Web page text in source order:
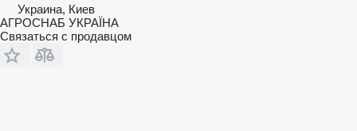
Украина, Киев
АГРОСНАБ УКРАЇНА
Связаться с продавцом